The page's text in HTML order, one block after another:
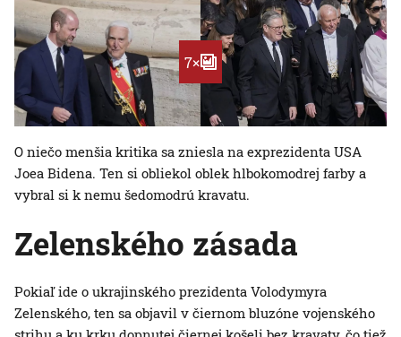
7×
O niečo menšia kritika sa zniesla na exprezidenta USA
Joea Bidena. Ten si obliekol oblek hlbokomodrej farby a
vybral si k nemu šedomodrú kravatu.
Zelenského zásada
Pokiaľ ide o ukrajinského prezidenta Volodymyra
Zelenského, ten sa objavil v čiernom bluzóne vojenského